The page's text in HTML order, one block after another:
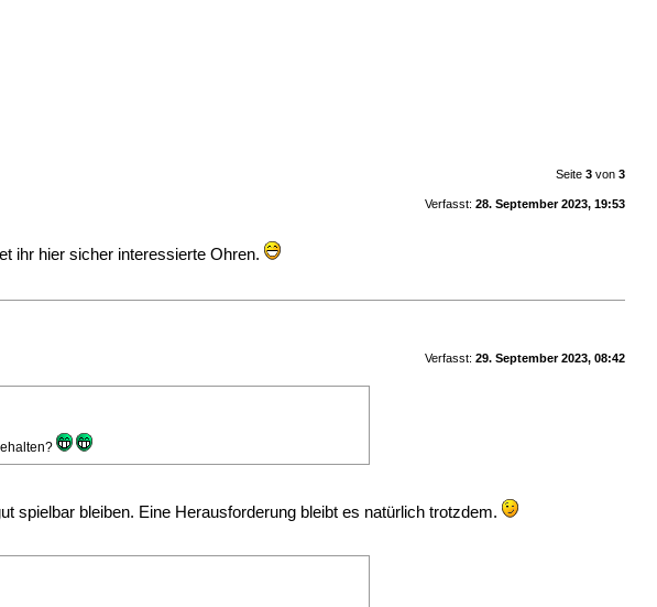
Seite 3von 3
Verfasst: 28. September 2023, 19:53
ihr hier sicher interessierte Ohren.
Verfasst: 29. September 2023, 08:42
spielbar bleiben. Eine Herausforderung bleibt es natürlich trotzdem.